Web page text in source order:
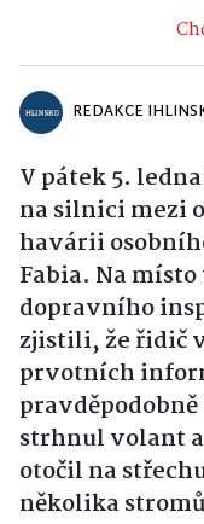
REDAKCE
V pátek 5.
na silnici mezi
havárii
Fabia. Na
dopravního
zjistili, že řidič
prvotních
strhnul volant
otočil na
několika